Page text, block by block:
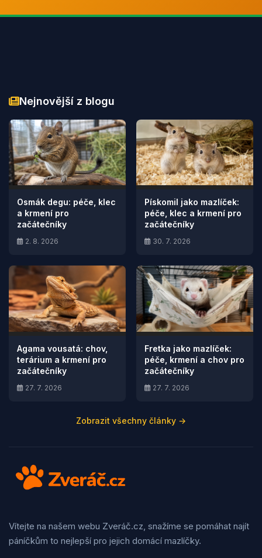
Nejnovější z blogu
Osmák degu: péče, klec
a krmení pro
začátečníky
2. 8. 2026
Pískomil jako mazlíček:
péče, klec a krmení pro
začátečníky
30. 7. 2026
Agama vousatá: chov,
terárium a krmení pro
začátečníky
27. 7. 2026
Fretka jako mazlíček:
péče, krmení a chov pro
začátečníky
27. 7. 2026
Zobrazit všechny články →
Vítejte na našem webu Zveráč.cz, snažíme se pomáhat najít
páníčkům to nejlepší pro jejich domácí mazlíčky.